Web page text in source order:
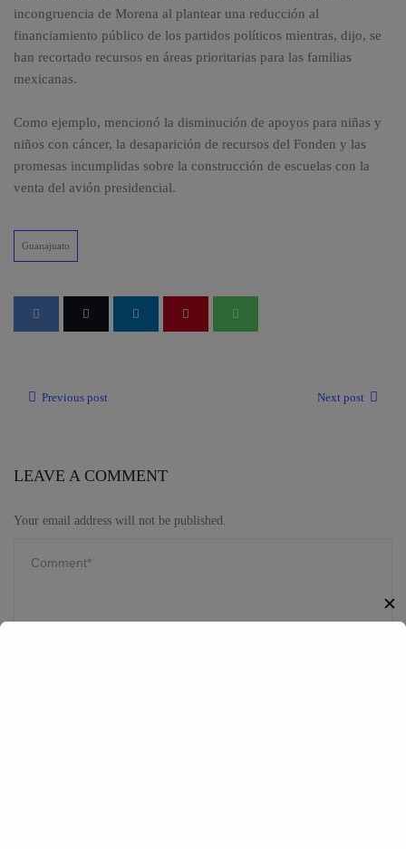
incongruencia de Morena al plantear una reducción al
financiamiento público de los partidos políticos mientras, dijo, se
han recortado recursos en áreas prioritarias para las familias
mexicanas.
Como ejemplo, mencionó la disminución de apoyos para niñas y
niños con cáncer, la desaparición de recursos del Fonden y las
promesas incumplidas sobre la construcción de escuelas con la
venta del avión presidencial.
Guanajuato
Previous post Next post
LEAVE A COMMENT
Your email address will not be published.
✕